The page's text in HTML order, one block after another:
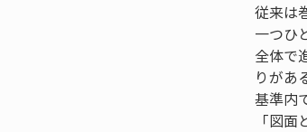
従来は
一つひ
全体で
りがあ
基準内
「図